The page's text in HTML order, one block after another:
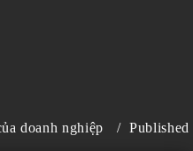
doanh nghiệp / Published